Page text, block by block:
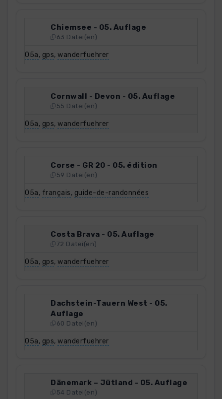
Chiemsee - 05. Auflage
63 Datei(en)
05a, gps, wanderfuehrer
Cornwall - Devon - 05. Auflage
55 Datei(en)
05a, gps, wanderfuehrer
Corse - GR 20 - 05. édition
59 Datei(en)
05a, français, guide-de-randonnées
Costa Brava - 05. Auflage
72 Datei(en)
05a, gps, wanderfuehrer
Dachstein-Tauern West - 05.
Auflage
60 Datei(en)
05a, gps, wanderfuehrer
Dänemark – Jütland - 05. Auflage
54 Datei(en)